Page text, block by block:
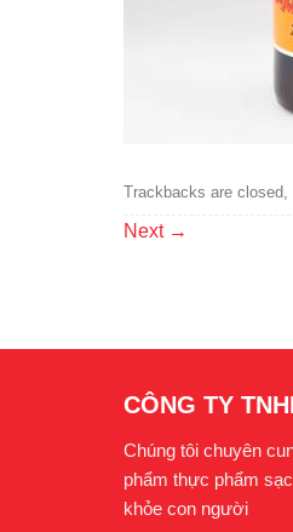
Trackbacks are closed,
Next →
CÔNG TY
Chúng tôi chuyên
phẩm thực phẩm
khỏe con người